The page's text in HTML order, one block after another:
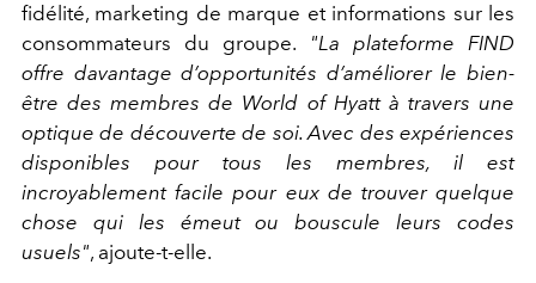
fidélité, marketing de marque et informations sur les
consommateurs du groupe.
"La plateforme FIND
offre davantage d’opportunités d’améliorer le bien-
être des membres de World of Hyatt à travers une
optique de découverte de soi. Avec des expériences
disponibles pour tous les membres, il est
incroyablement facile pour eux de trouver quelque
chose qui les émeut ou bouscule leurs codes
usuels", ajoute-t-elle.